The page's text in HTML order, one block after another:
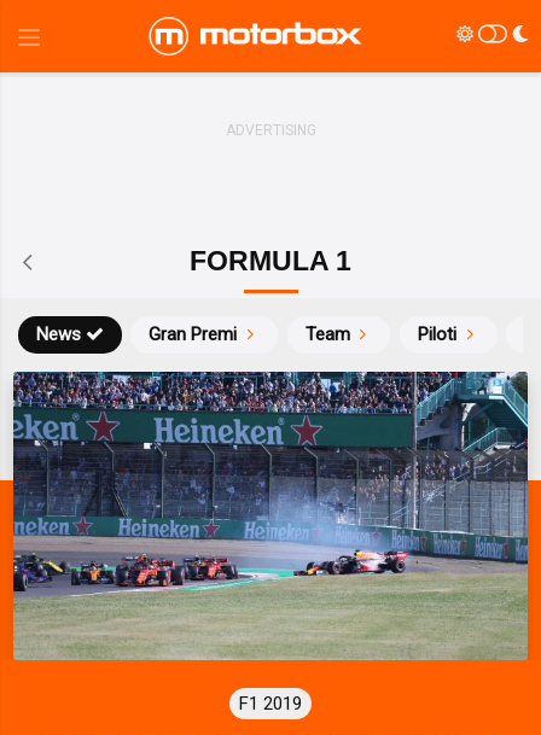
FORMULA 1
News Gran Premi Team Piloti
F1 2019